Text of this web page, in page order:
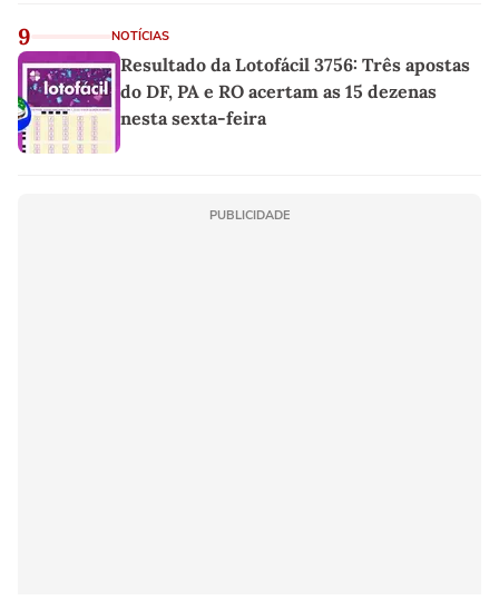
9 NOTÍCIAS
Resultado da Lotofácil 3756: Três apostas
do DF, PA e RO acertam as 15 dezenas
nesta sexta-feira
PUBLICIDADE